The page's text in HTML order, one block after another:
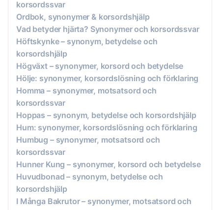
korsordssvar
Ordbok, synonymer & korsordshjälp
Vad betyder hjärta? Synonymer och korsordssvar
Höftskynke – synonym, betydelse och
korsordshjälp
Högväxt – synonymer, korsord och betydelse
Hölje: synonymer, korsordslösning och förklaring
Homma – synonymer, motsatsord och
korsordssvar
Hoppas – synonym, betydelse och korsordshjälp
Hum: synonymer, korsordslösning och förklaring
Humbug – synonymer, motsatsord och
korsordssvar
Hunner Kung – synonymer, korsord och betydelse
Huvudbonad – synonym, betydelse och
korsordshjälp
I Många Bakrutor – synonymer, motsatsord och